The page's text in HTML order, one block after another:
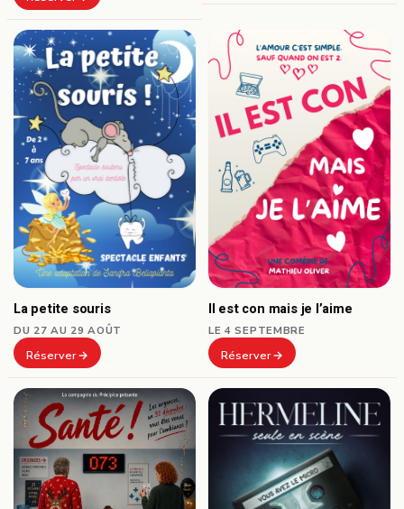
La petite souris
DU 27 AU 29 AOÛT
Réserver
Il est con mais je l’aime
LE 4 SEPTEMBRE
Réserver